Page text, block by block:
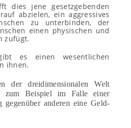
dies jene gesetzgebenden
abzielen, ein aggressives
zu unterbinden, der
einen physischen und
zufügt.
es einen wesentlichen
ihnen.
der dreidimensionalen Welt
zum Beispiel im Falle einer
gegenüber anderen eine Geld-